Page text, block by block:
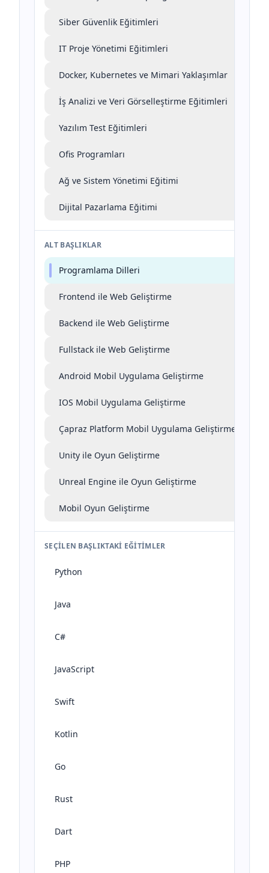
Siber Güvenlik Eğitimleri
IT Proje Yönetimi Eğitimleri
Docker, Kubernetes ve Mimari Yaklaşımlar
İş Analizi ve Veri Görselleştirme Eğitimleri
Yazılım Test Eğitimleri
Ofis Programları
Ağ ve Sistem Yönetimi Eğitimi
Dijital Pazarlama Eğitimi
ALT BAŞLIKLAR
Programlama Dilleri
Frontend ile Web Geliştirme
Backend ile Web Geliştirme
Fullstack ile Web Geliştirme
Android Mobil Uygulama Geliştirme
IOS Mobil Uygulama Geliştirme
Çapraz Platform Mobil Uygulama Geliştirme
Unity ile Oyun Geliştirme
Unreal Engine ile Oyun Geliştirme
Mobil Oyun Geliştirme
SEÇILEN BAŞLIKTAKI EĞITIMLER
Python
Java
C#
JavaScript
Swift
Kotlin
Go
Rust
Dart
PHP